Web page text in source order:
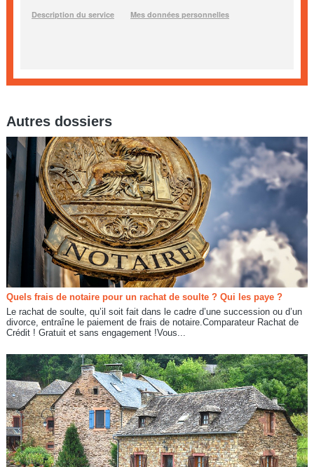
Autres dossiers
Quels frais de notaire pour un rachat de soulte ? Qui les paye ?
Le rachat de soulte, qu’il soit fait dans le cadre d’une succession ou d’un
divorce, entraîne le paiement de frais de notaire.Comparateur Rachat de
Crédit ! Gratuit et sans engagement !Vous...